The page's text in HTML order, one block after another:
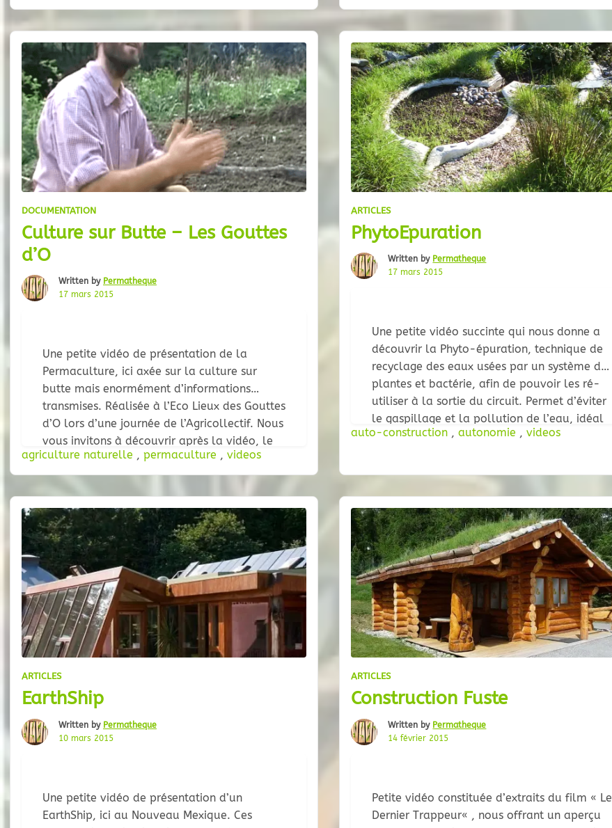
monté un éco-hameau à côté, testant
ces habitats une fois équipés à nos besoins
s’avèrent très
DOCUMENTATION
Culture sur Butte – Les Gouttes
d’O
Written by Permatheque
17 mars 2015
Une petite vidéo de présentation de la
Permaculture, ici axée sur la culture sur
butte mais enormément d’informations
transmises. Réalisée à l’Eco Lieux des Gouttes
d’O lors d’une journée de l’Agricollectif. Nous
vous invitons à découvrir après la vidéo, le
site des Gouttes d’O et leur Forum interactif.
La vidéo : Cliquez-ici si la
agriculture naturelle , permaculture , videos
ARTICLES
PhytoEpuration
Written by Permatheque
17 mars 2015
Une petite vidéo succinte qui nous donne a
découvrir la Phyto-épuration, technique de
recyclage des eaux usées par un système de
plantes et bactérie, afin de pouvoir les ré-
utiliser à la sortie du circuit. Permet d’éviter
le gaspillage et la pollution de l’eau, idéal
pour les régions qui manquent d’eau.
auto-construction , autonomie , videos
ARTICLES
EarthShip
Written by Permatheque
10 mars 2015
Une petite vidéo de présentation d’un
EarthShip, ici au Nouveau Mexique. Ces
ARTICLES
Construction Fuste
Written by Permatheque
14 février 2015
Petite vidéo constituée d’extraits du film « Le
Dernier Trappeur« , nous offrant un aperçu